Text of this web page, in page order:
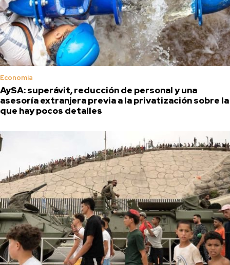
Economía
AySA: superávit, reducción de personal y una
asesoría extranjera previa a la privatización sobre la
que hay pocos detalles